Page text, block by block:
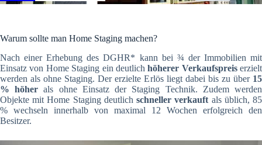
Warum sollte man Home Staging machen?
Nach einer Erhebung des DGHR* kann bei ¾ der Immobilien mit
Einsatz von Home Staging ein deutlichhöherer Verkaufspreiserzielt
werden als ohne Staging. Der erzielte Erlös liegt dabei bis zu über 15
% höher als ohne Einsatz der Staging Technik. Zudem werden
Objekte mit Home Staging deutlichschneller verkauft als üblich, 85
% wechseln innerhalb von maximal 12 Wochen erfolgreich den
Besitzer.